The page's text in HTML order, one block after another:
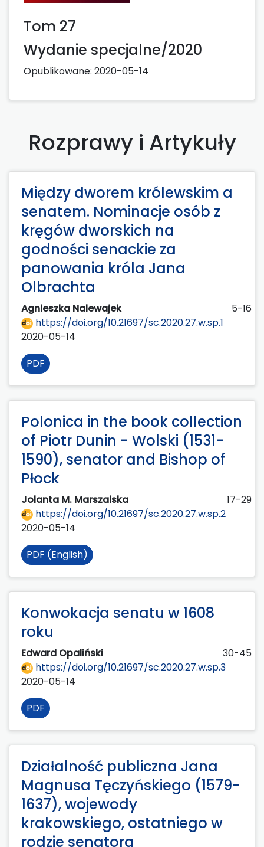
Tom 27
Wydanie specjalne/2020
Opublikowane: 2020-05-14
Rozprawy i Artykuły
Między dworem królewskim a
senatem. Nominacje osób z
kręgów dworskich na
godności senackie za
panowania króla Jana
Olbrachta
Agnieszka Nalewajek
5-16
https://doi.org/10.21697/sc.2020.27.w.sp.1
2020-05-14
PDF
Polonica in the book collection
of Piotr Dunin - Wolski (1531-
1590), senator and Bishop of
Płock
Jolanta M. Marszalska
17-29
https://doi.org/10.21697/sc.2020.27.w.sp.2
2020-05-14
PDF (English)
Konwokacja senatu w 1608
roku
Edward Opaliński
30-45
https://doi.org/10.21697/sc.2020.27.w.sp.3
2020-05-14
PDF
Działalność publiczna Jana
Magnusa Tęczyńskiego (1579-
1637), wojewody
krakowskiego, ostatniego w
rodzie senatora